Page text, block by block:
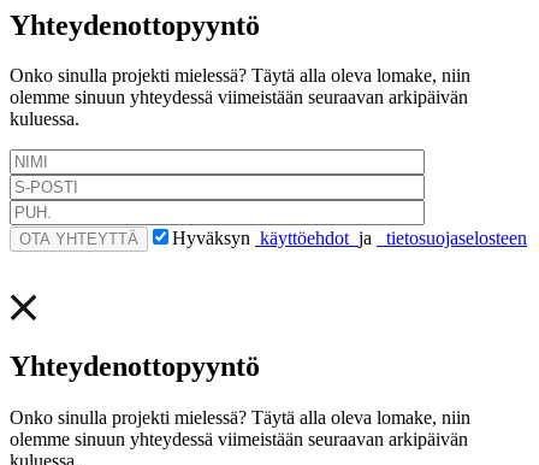
Yhteydenottopyyntö
Onko sinulla projekti mielessä? Täytä alla oleva lomake, niin
olemme sinuun yhteydessä viimeistään seuraavan arkipäivän
kuluessa.
Hyväksyn käyttöehdot ja tietosuojaselosteen
Yhteydenottopyyntö
Onko sinulla projekti mielessä? Täytä alla oleva lomake, niin
olemme sinuun yhteydessä viimeistään seuraavan arkipäivän